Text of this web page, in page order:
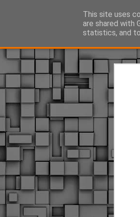
This site uses
are shared with
statistics, and
ΔΗΜΟΤΙΚΗ